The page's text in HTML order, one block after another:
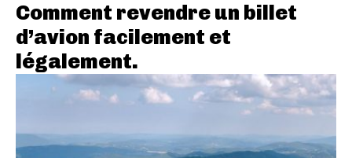
Comment revendre un billet
d’avion facilement et
légalement.